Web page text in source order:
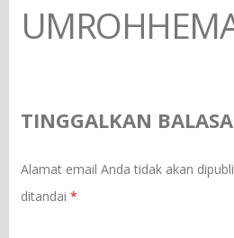
TINGGALKAN
Alamat email Anda tidak akan
ditandai*